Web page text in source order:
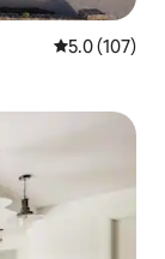
Calificación
5.0 (107)